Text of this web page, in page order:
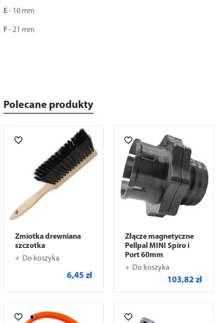
E- 10 mm
F- 21 mm
Polecane produkty
Zmiotka drewniana
szczotka
Do koszyka
6,45 zł
Złącze magnetyczne
Pellpal MINI Spiro i
Port 60mm
Do koszyka
103,82 zł